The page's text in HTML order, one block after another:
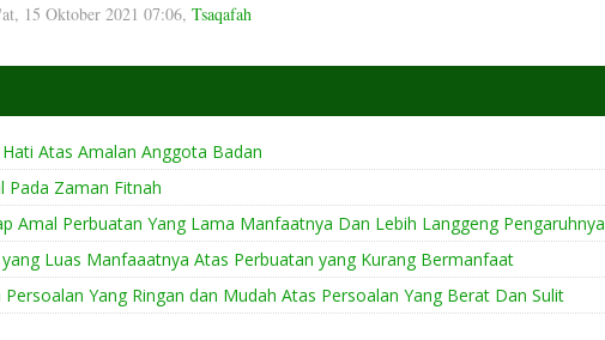
15 Oktober 2021 07:06, Tsaqafah
Atas Amalan Anggota Badan
Pada Zaman Fitnah
Amal Perbuatan Yang Lama Manfaatnya Dan Lebih Langgeng Pengaruhnya
Luas Manfaaatnya Atas Perbuatan yang Kurang Bermanfaat
Yang Ringan dan Mudah Atas Persoalan Yang Berat Dan Sulit